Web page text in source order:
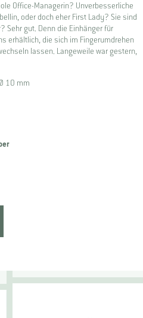
Office-Managerin? Unverbesserliche
oder doch eher First Lady? Sie sind
Sehr gut. Denn die Einhänger für
erhältlich, die sich im Fingerumdrehen
lassen. Langeweile war gestern,
10 mm